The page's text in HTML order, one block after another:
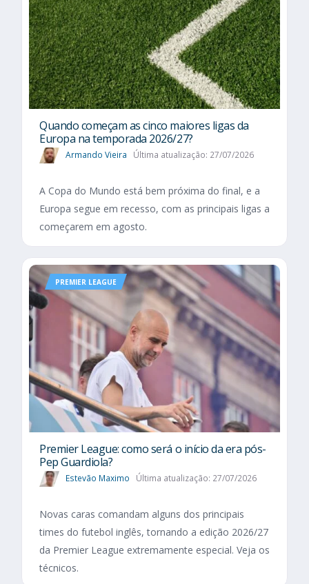
Quando começam as cinco maiores ligas da
Europa na temporada 2026/27?
Armando Vieira Última atualização: 27/07/2026
A Copa do Mundo está bem próxima do final, e a
Europa segue em recesso, com as principais ligas a
começarem em agosto.
PREMIER LEAGUE
Premier League: como será o início da era pós-
Pep Guardiola?
Estevão Maximo Última atualização: 27/07/2026
Novas caras comandam alguns dos principais
times do futebol inglês, tornando a edição 2026/27
da Premier League extremamente especial. Veja os
técnicos.